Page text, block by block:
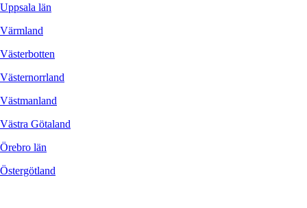
Uppsala län
Värmland
Västerbotten
Västernorrland
Västmanland
Västra Götaland
Örebro län
Östergötland